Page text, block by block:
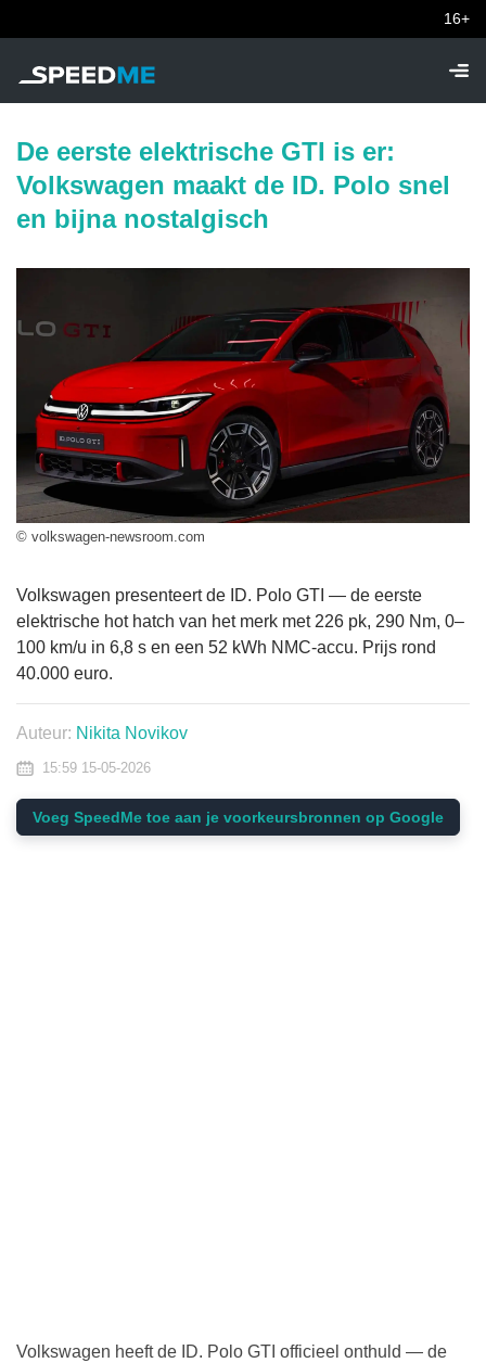
16+
De eerste elektrische GTI is er:
Volkswagen maakt de ID. Polo snel
en bijna nostalgisch
© volkswagen-newsroom.com
Volkswagen presenteert de ID. Polo GTI — de eerste
elektrische hot hatch van het merk met 226 pk, 290 Nm, 0–
100 km/u in 6,8 s en een 52 kWh NMC-accu. Prijs rond
40.000 euro.
Auteur: Nikita Novikov
15:59 15-05-2026
Voeg SpeedMe toe aan je voorkeursbronnen op Google
Volkswagen heeft de ID. Polo GTI officieel onthuld — de